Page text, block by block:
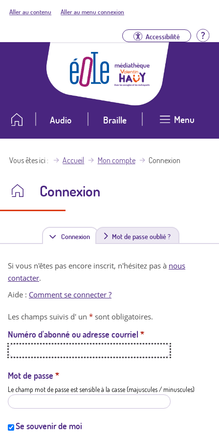
Aller au contenu Aller au menu connexion
Accessibilité
Audio Braille Menu
Vous êtes ici Accueil Mon compte Connexion
Connexion
Connexion(
n
t
a
t
i
Mot de passe oublié ?
Si vous n'êtes pas encore inscrit, n'hésitez pas à nous
contacter.
Aide : Comment se connecter ?
Les champs suivis d' un * sont obligatoires.
Numéro d'abonné ou adresse courriel *
Mot de passe *
Le champ mot de passe est sensible à la casse (majuscules / minuscules)
Se souvenir de moi